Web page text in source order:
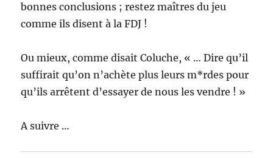
bonnes conclusions ; restez maîtres du jeu
comme ils disent à la FDJ !
Ou mieux, comme disait Coluche, « … Dire qu’il
suffirait qu’on n’achète plus leurs m*rdes pour
qu’ils arrêtent d’essayer de nous les vendre ! »
A suivre …